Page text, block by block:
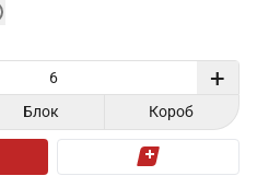
+
Блок Короб